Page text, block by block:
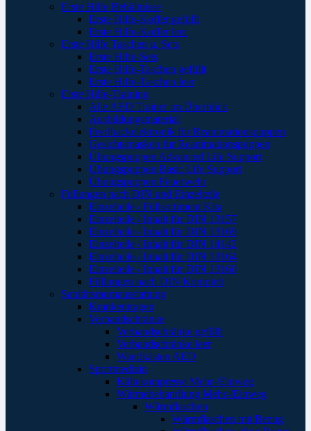
Erste Hilfe Behältnisse
Erste Hilfe-Koffer gefüllt
Erste Hilfe-Koffer leer
Erste Hilfe Taschen u. Sets
Erste Hilfe-Sets
Erste Hilfe-Taschen gefüllt
Erste Hilfe-Taschen leer
Erste Hilfe-Training
Alle AED Trainer im Überblick
Ausbildungsmaterial
Feedbackelektronik für Reanimationspuppen
Gesichtsmasken für Reanimationspuppen
Übungspuppen Advanced Life Support
Übungspuppen Basic Life Support
Übungspuppen Feuerwehr
Füllungen nach DIN und Einzelteile
Einzelteile / Füllsortiment Kita
Einzelteile / Inhalt für DIN 13157
Einzelteile / Inhalt für DIN 13169
Einzelteile / Inhalt für DIN 14142
Einzelteile / Inhalt für DIN 13164
Einzelteile / Inhalt für DIN 13160
Füllungen nach DIN Komplett
Sanitätsraumausstattung
Krankentragen
Verbandschränke
Verbandschränke gefüllt
Verbandschränke leer
Wandkästen AED
Sportmedizin
Kältekompresse Mehr-/Einweg
Wärmebehandlung Mehr-/Einweg
Wärmflaschen
Wärmflaschen mit Bezug